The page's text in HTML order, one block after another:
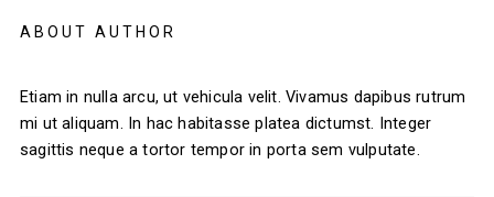
ABOUT AUTHOR
Etiam in nulla arcu, ut vehicula velit. Vivamus dapibus rutrum
mi ut aliquam. In hac habitasse platea dictumst. Integer
sagittis neque a tortor tempor in porta sem vulputate.